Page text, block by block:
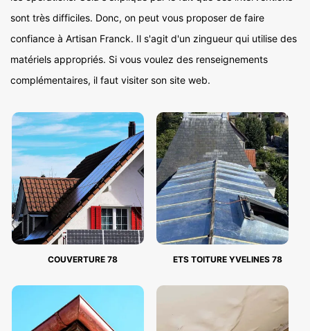
sont très difficiles. Donc, on peut vous proposer de faire
confiance à Artisan Franck. Il s'agit d'un zingueur qui utilise des
matériels appropriés. Si vous voulez des renseignements
complémentaires, il faut visiter son site web.
COUVERTURE 78 ETS TOITURE YVELINES 78